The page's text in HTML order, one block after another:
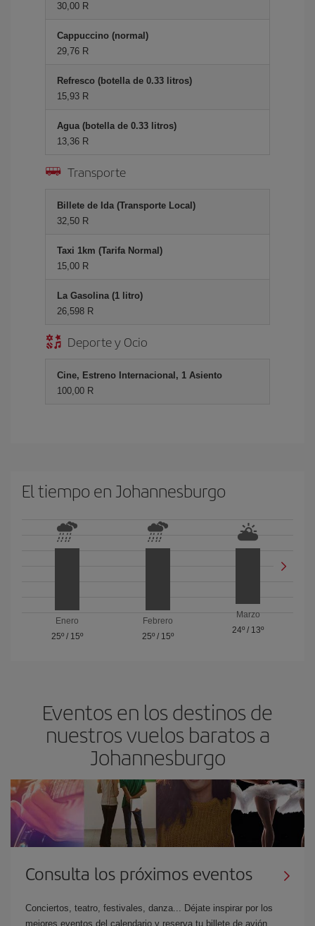
30,00 R
Cappuccino (normal)
29,76 R
Refresco (botella de 0.33 litros)
15,93 R
Agua (botella de 0.33 litros)
13,36 R
Transporte
Billete de Ida (Transporte Local)
32,50 R
Taxi 1km (Tarifa Normal)
15,00 R
La Gasolina (1 litro)
26,598 R
Deporte y Ocio
Cine, Estreno Internacional, 1 Asiento
100,00 R
El tiempo en Johannesburgo
Enero
25º/ 15º
Febrero
25º/ 15º
Marzo
24º / 13º
Eventos en los destinos de
nuestros vuelos baratos a
Johannesburgo
Consulta los próximos eventos
Conciertos, teatro, festivales, danza... Déjate inspirar por los
mejores eventos del calendario y reserva tu billete de avión